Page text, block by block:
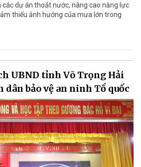
dự án thoát nước, nâng cao năng lực
thiểu ảnh hưởng của mưa lớn trong
UBND tỉnh Võ Trọng Hải
dân bảo vệ an ninh Tổ quốc